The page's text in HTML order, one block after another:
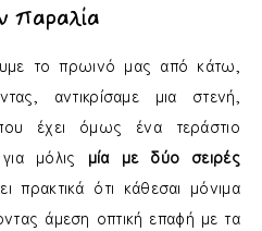
παραλία
το πρωινό μας από κάτω,
αντικρίσαμε μια στενή,
έχει όμως ένα τεράστιο
μόλις μία με δύο σειρές
πρακτικά ότι κάθεσαι μόνιμα
άμεση οπτική επαφή με τα